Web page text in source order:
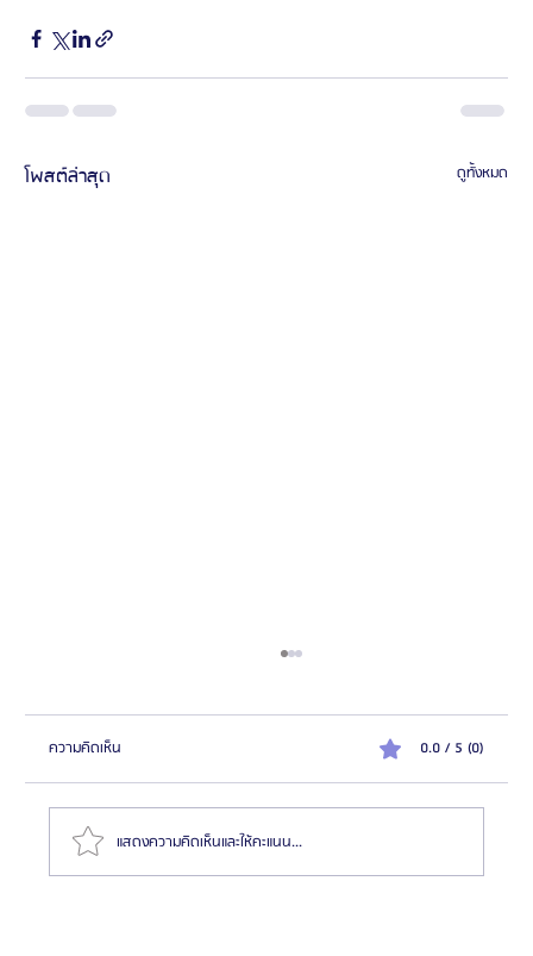
โพสต์ล่าสุด ดูทั้งหมด
ความคิดเห็น 0.0 / 5 (0)
แสดงความคิดเห็นและให้คะแนน...